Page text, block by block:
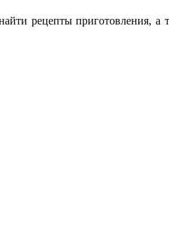
рецепты приготовления, а